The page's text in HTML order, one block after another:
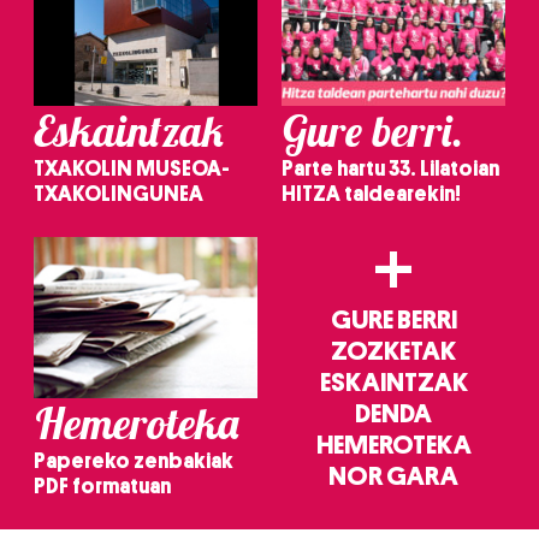
Eskaintzak
TXAKOLIN MUSEOA-
TXAKOLINGUNEA
Gure berri.
Parte hartu 33. Lilatoian
HITZA taldearekin!
Hemeroteka
Papereko zenbakiak
PDF formatuan
+
GURE BERRI
ZOZKETAK
ESKAINTZAK
DENDA
HEMEROTEKA
NOR GARA